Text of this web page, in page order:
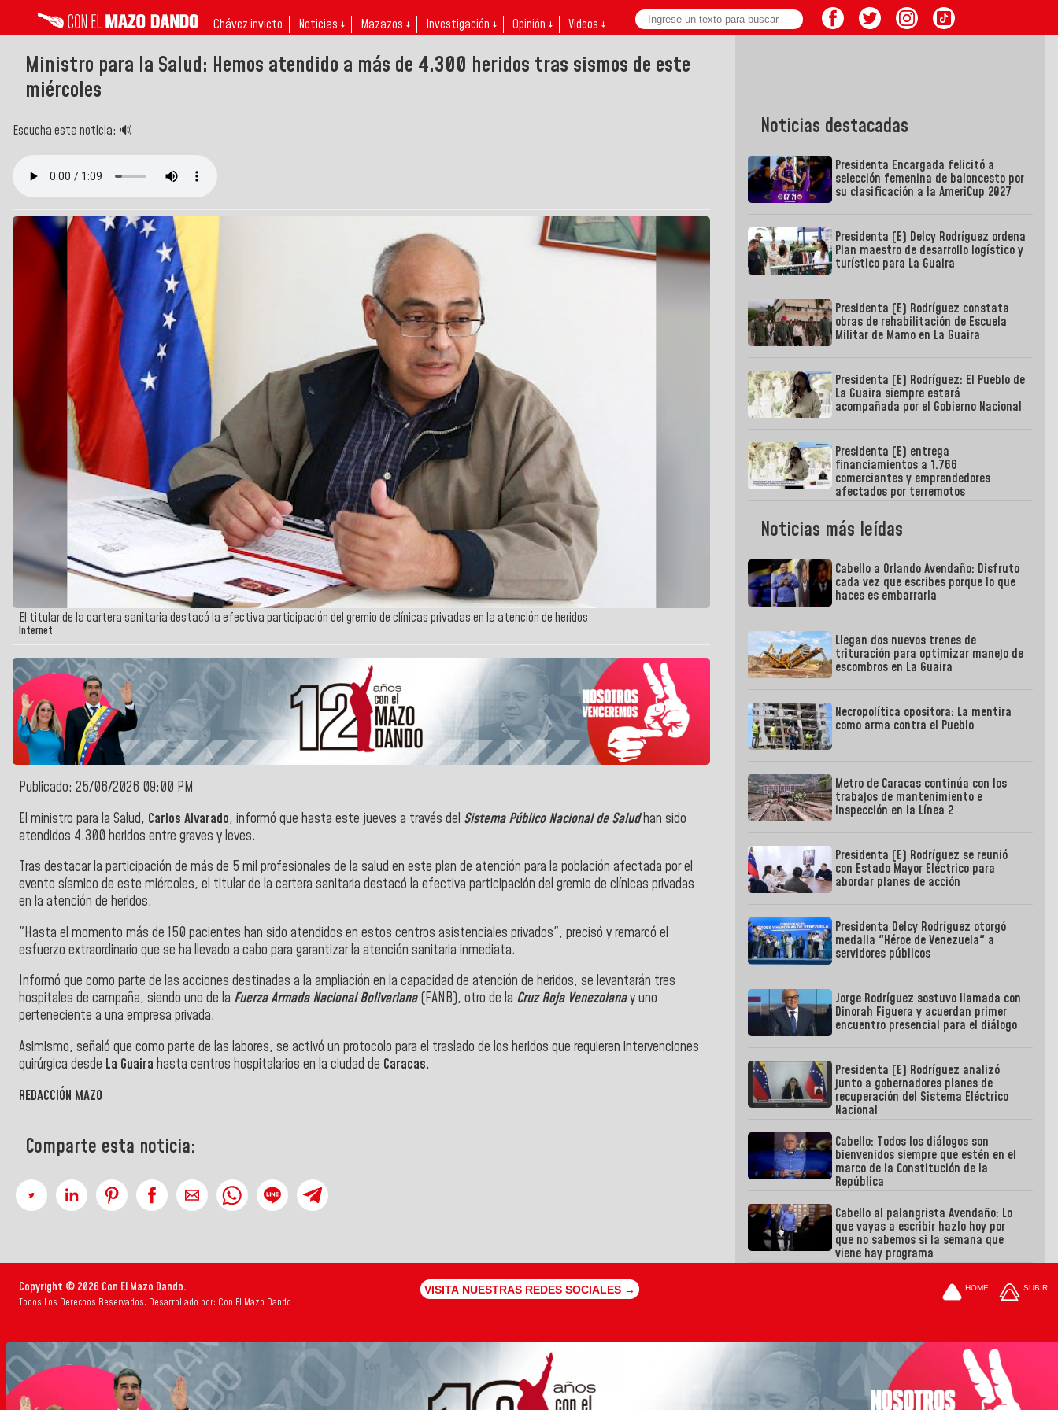
Chávez invicto Noticias ↓ Mazazos ↓ Investigación ↓ Opinión ↓ Videos ↓
Ministro para la Salud: Hemos atendido a más de 4.300 heridos tras sismos de este
miércoles
Escucha esta noticia: 🔊
El titular de la cartera sanitaria destacó la efectiva participación del gremio de clínicas privadas en la atención de heridos
Internet
Publicado: 25/06/2026 09:00 PM
El ministro para la Salud, Carlos Alvarado, informó que hasta este jueves a través del Sistema Público Nacional de Saludhan sido
atendidos 4.300 heridos entre graves y leves.
Tras destacar la participación de más de 5 mil profesionales de la salud en este plan de atención para la población afectada por el
evento sísmico de este miércoles, el titular de la cartera sanitaria destacó la efectiva participación del gremio de clínicas privadas
en la atención de heridos.
"Hasta el momento más de 150 pacientes han sido atendidos en estos centros asistenciales privados", precisó y remarcó el
esfuerzo extraordinario que se ha llevado a cabo para garantizar la atención sanitaria inmediata.
Informó que como parte de las acciones destinadas a la ampliación en la capacidad de atención de heridos, se levantarán tres
hospitales de campaña, siendo uno de la Fuerza Armada Nacional Bolivariana(FANB), otro de la Cruz Roja Venezolanay uno
perteneciente a una empresa privada.
Asimismo, señaló que como parte de las labores, se activó un protocolo para el traslado de los heridos que requieren intervenciones
quirúrgica desde La Guaira hasta centros hospitalarios en la ciudad de Caracas.
REDACCIÓN MAZO
Comparte esta noticia:
Noticias destacadas
Presidenta Encargada felicitó a
selección femenina de baloncesto por
su clasificación a la AmeriCup 2027
Presidenta (E) Delcy Rodríguez ordena
Plan maestro de desarrollo logístico y
turístico para La Guaira
Presidenta (E) Rodríguez constata
obras de rehabilitación de Escuela
Militar de Mamo en La Guaira
Presidenta (E) Rodríguez: El Pueblo de
La Guaira siempre estará
acompañada por el Gobierno Nacional
Presidenta (E) entrega
financiamientos a 1.766
comerciantes y emprendedores
afectados por terremotos
Noticias más leídas
Cabello a Orlando Avendaño: Disfruto
cada vez que escribes porque lo que
haces es embarrarla
Llegan dos nuevos trenes de
trituración para optimizar manejo de
escombros en La Guaira
Necropolítica opositora: La mentira
como arma contra el Pueblo
Metro de Caracas continúa con los
trabajos de mantenimiento e
inspección en la Línea 2
Presidenta (E) Rodríguez se reunió
con Estado Mayor Eléctrico para
abordar planes de acción
Presidenta Delcy Rodríguez otorgó
medalla "Héroe de Venezuela" a
servidores públicos
Jorge Rodríguez sostuvo llamada con
Dinorah Figuera y acuerdan primer
encuentro presencial para el diálogo
Presidenta (E) Rodríguez analizó
junto a gobernadores planes de
recuperación del Sistema Eléctrico
Nacional
Cabello: Todos los diálogos son
bienvenidos siempre que estén en el
marco de la Constitución de la
República
Cabello al palangrista Avendaño: Lo
que vayas a escribir hazlo hoy por
que no sabemos si la semana que
viene hay programa
Copyright © 2026 Con El Mazo Dando.
Todos Los Derechos Reservados. Desarrollado por: Con El Mazo Dando
VISITA NUESTRAS REDES SOCIALES → HOME SUBIR